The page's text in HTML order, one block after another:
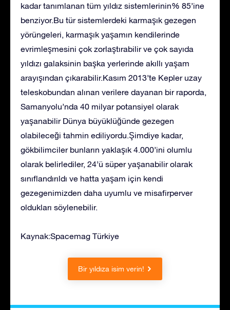
kadar tanımlanan tüm yıldız sistemlerinin% 85’ine
benziyor.Bu tür sistemlerdeki karmaşık gezegen
yörüngeleri, karmaşık yaşamın kendilerinde
evrimleşmesini çok zorlaştırabilir ve çok sayıda
yıldızı galaksinin başka yerlerinde akıllı yaşam
arayışından çıkarabilir.Kasım 2013’te Kepler uzay
teleskobundan alınan verilere dayanan bir raporda,
Samanyolu’nda 40 milyar potansiyel olarak
yaşanabilir Dünya büyüklüğünde gezegen
olabileceği tahmin ediliyordu.Şimdiye kadar,
gökbilimciler bunların yaklaşık 4.000’ini olumlu
olarak belirlediler, 24’ü süper yaşanabilir olarak
sınıflandırıldı ve hatta yaşam için kendi
gezegenimizden daha uyumlu ve misafirperver
oldukları söylenebilir.
Kaynak:Spacemag Türkiye
Bir yıldıza isim verin!